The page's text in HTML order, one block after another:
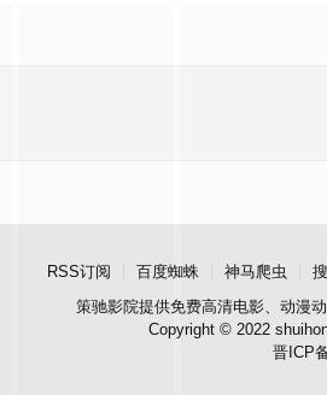
RSS订阅 百度蜘蛛 神马爬虫
策驰影院提供免费高清电影、动漫
Copyright © 2022
晋ICP